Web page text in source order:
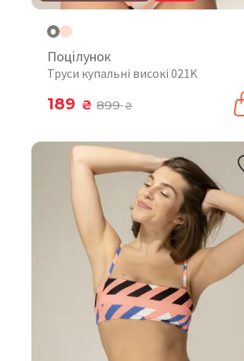
Поцілунок
Труси купальні високі 021K
189 ₴ 899₴